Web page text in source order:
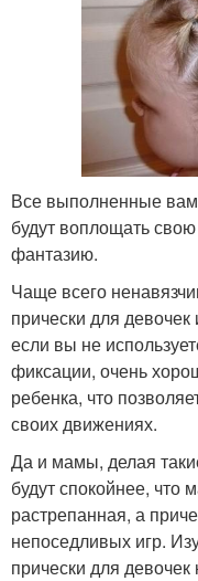
Все выполненные
будут воплощать
фантазию.
Чаще всего
прически для
если вы не
фиксации, очень
ребенка, что
своих движениях.
Да и мамы, делая
будут спокойнее, что
растрепанная, а
непоседливых игр.
прически для